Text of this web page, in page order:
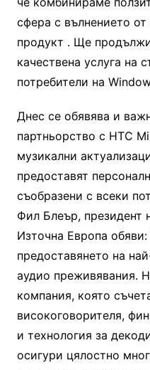
сфера с вълнението
продукт . Ще
качествена услуга на
потребители на
Днес се обявява и
партньорство с HTC
музикални
предоставят
съобразени с всеки
Фил Блеър, президент
Източна Европа
предоставянето на
аудио преживявания.
компания, която
високоговорителя,
и технология за
осигури цялостно